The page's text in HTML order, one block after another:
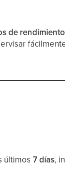
de rendimiento
últimos7 días,